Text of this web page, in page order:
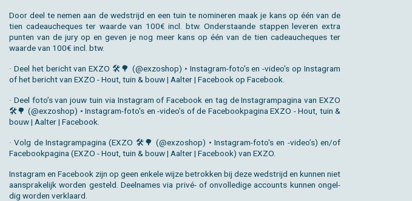
Door deel te nemen aan de wed­strijd en een tuin te no­mi­ne­ren maak je kans op één van de
tien ca­deau­che­ques ter waar­de van 100€ incl. btw. On­der­staan­de stap­pen le­ve­ren extra
pun­ten van de jury op en geven je nog meer kans op één van de tien ca­deau­che­ques ter
waar­de van 100€ incl. btw.
· Deel het be­richt van EXZO 🛠🌳 (@ex­zo­shop) • In­st­agram-foto's en -video's op In­st­agram
of het be­richt van EXZO - Hout, tuin & bouw | Aal­ter | Fa­cebook op Fa­cebook.
· Deel foto’s van jouw tuin via In­st­agram of Fa­cebook en tag de In­st­agram­pa­gi­na van EXZO
🛠🌳 (@ex­zo­shop) • In­st­agram-foto's en -video’s of de Fa­cebook­pa­gi­na EXZO - Hout, tuin &
bouw | Aal­ter | Fa­cebook.
· Volg de In­st­agram­pa­gi­na (EXZO 🛠🌳 (@ex­zo­shop) • In­st­agram-foto's en -video’s) en/of
Fa­cebook­pa­gi­na (EXZO - Hout, tuin & bouw | Aal­ter | Fa­cebook) van EXZO.
In­st­agram en Fa­cebook zijn op geen en­ke­le wijze be­trok­ken bij deze wed­strijd en kun­nen niet
aan­spra­ke­lijk wor­den ge­steld. Deel­na­mes via privé- of on­vol­le­di­ge ac­counts kun­nen on­gel­
dig wor­den ver­klaard.